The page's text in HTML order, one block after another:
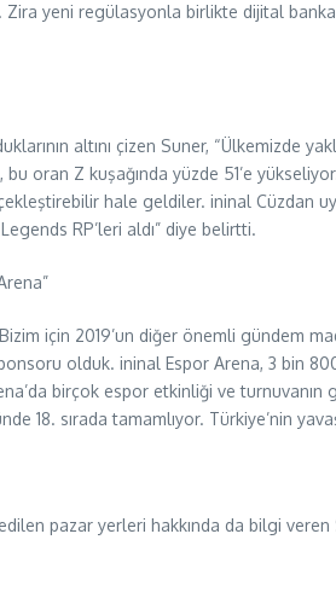
yeni regülasyonla birlikte dijital
altını çizen Suner, “Ülkemizde
oran Z kuşağında yüzde 51’e
hale geldiler. ininal Cüzdan
RP’leri aldı” diye belirtti.
Bizim için 2019’un diğer önemli gündem
olduk. ininal Espor Arena, 3 bin
birçok espor etkinliği ve
18. sırada tamamlıyor. Türkiye’nin
pazar yerleri hakkında da bilgi